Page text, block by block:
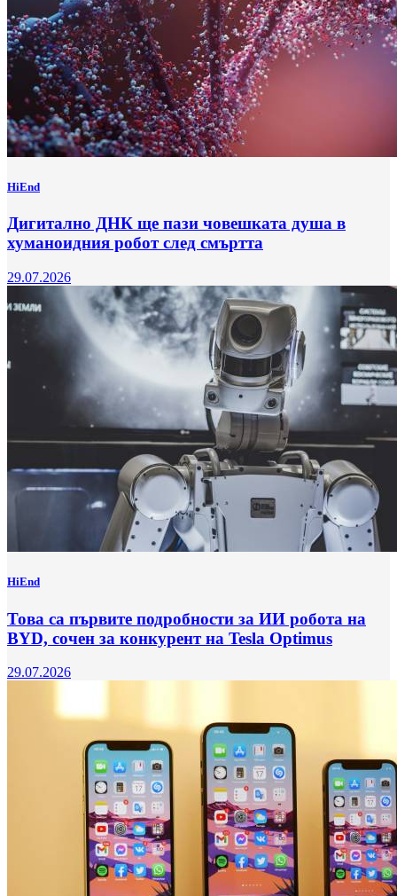
HiEnd
Дигитално ДНК ще пази човешката душа в
хуманоидния робот след смъртта
29.07.2026
HiEnd
Това са първите подробности за ИИ робота на
BYD, сочен за конкурент на Tesla Optimus
29.07.2026